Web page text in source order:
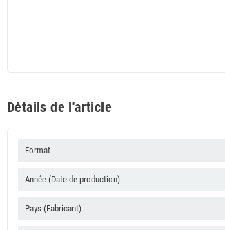
Détails de l'article
Format
Année (Date de production)
Pays (Fabricant)